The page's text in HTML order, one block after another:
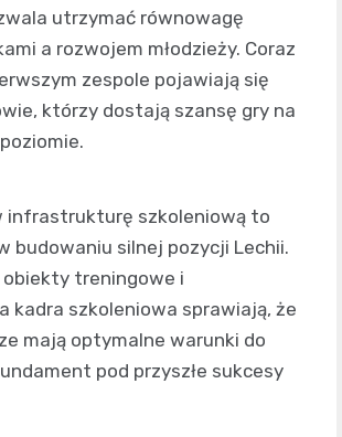
utrzymać równowagę
a rozwojem młodzieży. Coraz
zespole pojawiają się
którzy dostają szansę gry na
infrastrukturę szkoleniową to
budowaniu silnej pozycji Lechii.
obiekty treningowe i
kadra szkoleniowa sprawiają, że
mają optymalne warunki do
pod przyszłe sukcesy